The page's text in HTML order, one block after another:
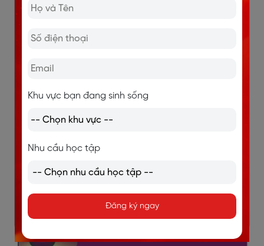
Khu vực bạn đang sinh sống
Nhu cầu học tập
Đăng ký ngay